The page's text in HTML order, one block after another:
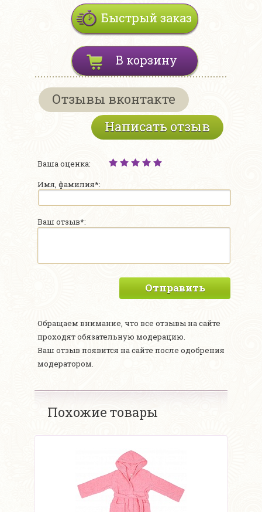
Быстрый заказ
В корзину
Отзывы вконтакте
Написать отзыв
Ваша оценка:
Имя, фамилия*:
Ваш отзыв*:
Отправить
Обращаем внимание, что все отзывы на сайте
проходят обязательную модерацию.
Ваш отзыв появится на сайте после одобрения
модератором.
Похожие товары